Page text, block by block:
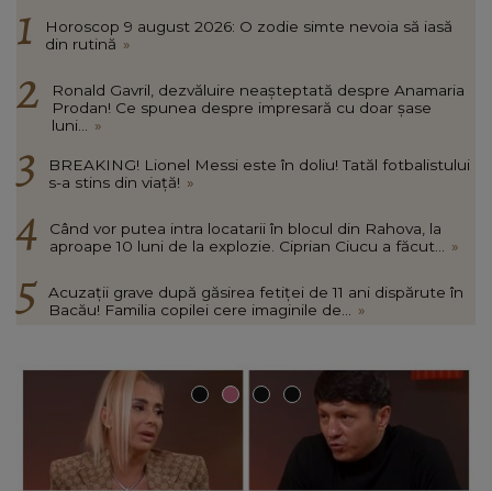
Horoscop 9 august 2026: O zodie simte nevoia să iasă
din rutină »
Ronald Gavril, dezvăluire neașteptată despre Anamaria
Prodan! Ce spunea despre impresară cu doar șase
luni...
»
BREAKING! Lionel Messi este în doliu! Tatăl fotbalistului
s-a stins din viață! »
Când vor putea intra locatarii în blocul din Rahova, la
aproape 10 luni de la explozie. Ciprian Ciucu a făcut...
»
Acuzații grave după găsirea fetiței de 11 ani dispărute în
Bacău! Familia copilei cere imaginile de...
»